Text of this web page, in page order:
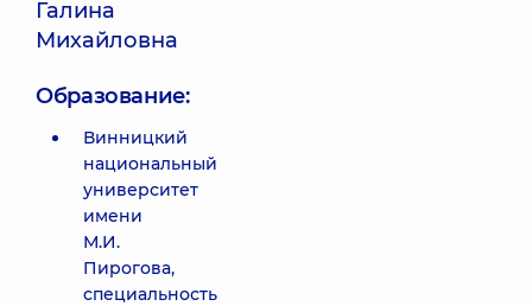
Галина
Михайловна
Образование:
Винницкий
национальный
университет
имени
М.И.
Пирогова,
специальность